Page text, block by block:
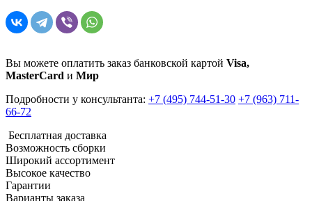
Вы можете оплатить заказ банковской картой Visa,
MasterCard и Мир
Подробности у консультанта: +7 (495) 744-51-30 +7 (963) 711-
66-72
Бесплатная доставка
Возможность сборки
Широкий ассортимент
Высокое качество
Гарантии
Варианты заказа